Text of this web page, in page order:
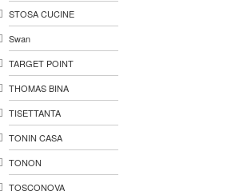
STOSA CUCINE
Swan
TARGET POINT
THOMAS BINA
TISETTANTA
TONIN CASA
TONON
TOSCONOVA